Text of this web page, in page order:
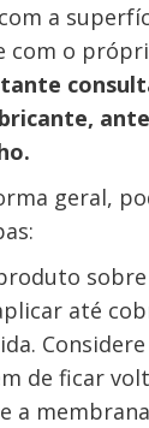
a
com o
geral,
sobre
até
de ficar
a